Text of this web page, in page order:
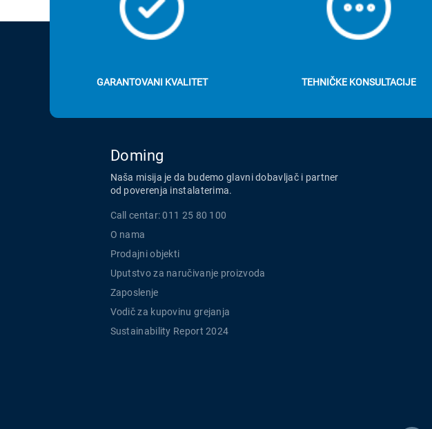
GARANTOVANI KVALITET TEHNIČKE KONSULTACIJE
Doming
Naša misija je da budemo glavni dobavljač i partner
od poverenja instalaterima.
Call centar: 011 25 80 100
O nama
Prodajni objekti
Uputstvo za naručivanje proizvoda
Zaposlenje
Vodič za kupovinu grejanja
Sustainability Report 2024